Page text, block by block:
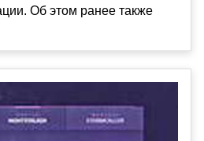
Об этом ранее также